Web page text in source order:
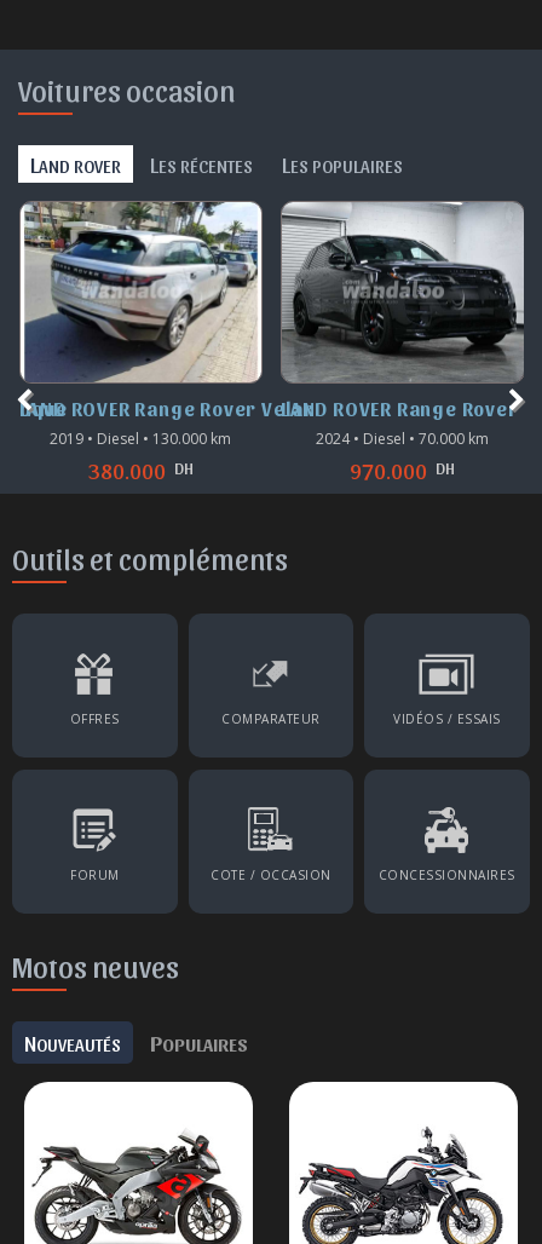
Voitures occasion
LAND ROVER L ES RÉCENTES L ES POPULAIRES
Velar
LAND ROVER Range Rover Sport
2024 • Diesel • 70.000 km
970.000 DH
LAND ROVER Discovery
2020 • Diesel • 200.700 km
280.000 DH
Outils et compléments
OFFRES COMPARATEUR VIDÉOS / ESSAIS
FORUM COTE / OCCASION CONCESSIONNAIRES
Motos neuves
NOUVEAUTÉS POPULAIRES